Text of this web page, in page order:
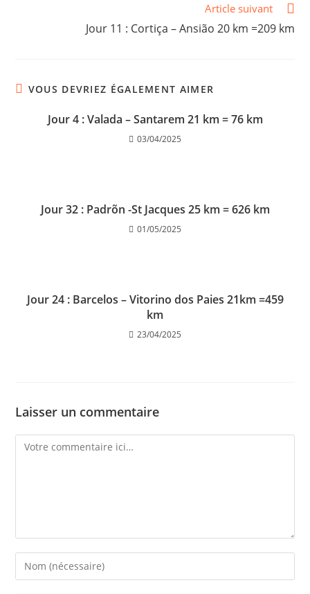
Article suivant
Jour 11 : Cortiça – Ansião 20 km =209 km
VOUS DEVRIEZ ÉGALEMENT AIMER
Jour 4 : Valada – Santarem 21 km = 76 km
03/04/2025
Jour 32 : Padrõn -St Jacques 25 km = 626 km
01/05/2025
Jour 24 : Barcelos – Vitorino dos Paies 21km =459
km
23/04/2025
Laisser un commentaire